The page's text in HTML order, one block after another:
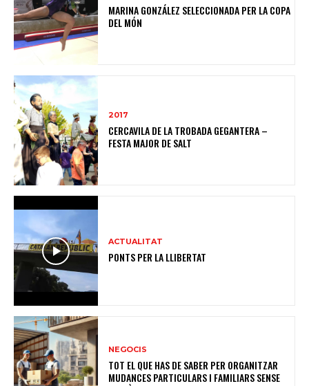
MARINA GONZÁLEZ SELECCIONADA PER LA COPA
DEL MÓN
2017
CERCAVILA DE LA TROBADA GEGANTERA –
FESTA MAJOR DE SALT
ACTUALITAT
PONTS PER LA LLIBERTAT
NEGOCIS
TOT EL QUE HAS DE SABER PER ORGANITZAR
MUDANCES PARTICULARS I FAMILIARS SENSE